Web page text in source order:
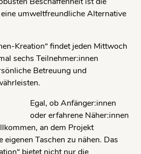
umweltfreundliche Alternative
Kreation“ findet jeden Mittwoch
sechs Teilnehmer:innen
Betreuung und
Egal, ob Anfänger:innen
oder erfahrene Näher:innen
an dem Projekt
Taschen zu nähen. Das